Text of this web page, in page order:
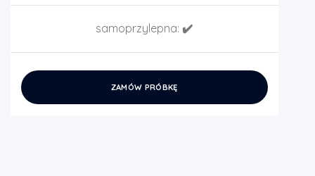
samoprzylepna: ✔️
ZAMÓW PRÓBKĘ